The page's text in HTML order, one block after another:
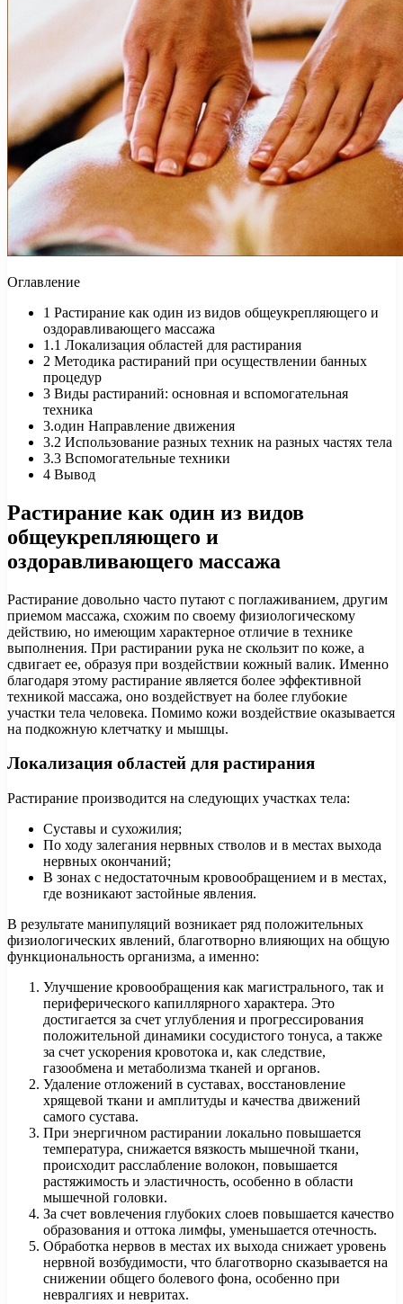
Оглавление
1 Растирание как один из видов общеукрепляющего и
оздоравливающего массажа
1.1 Локализация областей для растирания
2 Методика растираний при осуществлении банных
процедур
3 Виды растираний: основная и вспомогательная
техника
3.один Направление движения
3.2 Использование разных техник на разных частях тела
3.3 Вспомогательные техники
4 Вывод
Растирание как один из видов
общеукрепляющего и
оздоравливающего массажа
Растирание довольно часто путают с поглаживанием, другим
приемом массажа, схожим по своему физиологическому
действию, но имеющим характерное отличие в технике
выполнения. При растирании рука не скользит по коже, а
сдвигает ее, образуя при воздействии кожный валик. Именно
благодаря этому растирание является более эффективной
техникой массажа, оно воздействует на более глубокие
участки тела человека. Помимо кожи воздействие оказывается
на подкожную клетчатку и мышцы.
Локализация областей для растирания
Растирание производится на следующих участках тела:
Суставы и сухожилия;
По ходу залегания нервных стволов и в местах выхода
нервных окончаний;
В зонах с недостаточным кровообращением и в местах,
где возникают застойные явления.
В результате манипуляций возникает ряд положительных
физиологических явлений, благотворно влияющих на общую
функциональность организма, а именно:
Улучшение кровообращения как магистрального, так и
периферического капиллярного характера. Это
достигается за счет углубления и прогрессирования
положительной динамики сосудистого тонуса, а также
за счет ускорения кровотока и, как следствие,
газообмена и метаболизма тканей и органов.
Удаление отложений в суставах, восстановление
хрящевой ткани и амплитуды и качества движений
самого сустава.
При энергичном растирании локально повышается
температура, снижается вязкость мышечной ткани,
происходит расслабление волокон, повышается
растяжимость и эластичность, особенно в области
мышечной головки.
За счет вовлечения глубоких слоев повышается качество
образования и оттока лимфы, уменьшается отечность.
Обработка нервов в местах их выхода снижает уровень
нервной возбудимости, что благотворно сказывается на
снижении общего болевого фона, особенно при
невралгиях и невритах.